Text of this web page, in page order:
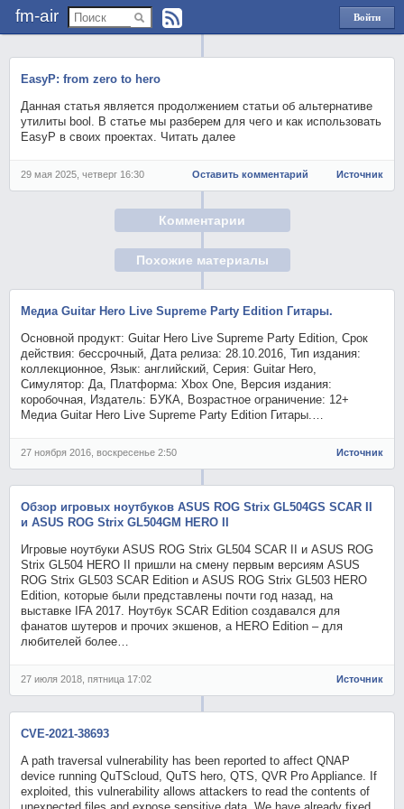
fm-air
Войти
через
EasyP: from zero to hero
Данная статья является продолжением статьи об альтернативе
утилиты bool. В статье мы разберем для чего и как использовать
EasyP в своих проектах. Читать далее
29 мая 2025, четверг 16:30 Оставить комментарий Источник
Комментарии
Похожие материалы
Медиа Guitar Hero Live Supreme Party Edition Гитары.
Основной продукт: Guitar Hero Live Supreme Party Edition, Срок
действия: бессрочный, Дата релиза: 28.10.2016, Тип издания:
коллекционное, Язык: английский, Серия: Guitar Hero,
Симулятор: Да, Платформа: Xbox One, Версия издания:
коробочная, Издатель: БУКА, Возрастное ограничение: 12+
Медиа Guitar Hero Live Supreme Party Edition Гитары.…
27 ноября 2016, воскресенье 2:50 Источник
Обзор игровых ноутбуков ASUS ROG Strix GL504GS SCAR II
и ASUS ROG Strix GL504GM HERO II
Игровые ноутбуки ASUS ROG Strix GL504 SCAR II и ASUS ROG
Strix GL504 HERO II пришли на смену первым версиям ASUS
ROG Strix GL503 SCAR Edition и ASUS ROG Strix GL503 HERO
Edition, которые были представлены почти год назад, на
выставке IFA 2017. Ноутбук SCAR Edition создавался для
фанатов шутеров и прочих экшенов, а HERO Edition – для
любителей более…
27 июля 2018, пятница 17:02 Источник
CVE-2021-38693
A path traversal vulnerability has been reported to affect QNAP
device running QuTScloud, QuTS hero, QTS, QVR Pro Appliance. If
exploited, this vulnerability allows attackers to read the contents of